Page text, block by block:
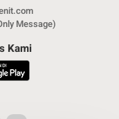
Message)
Kami